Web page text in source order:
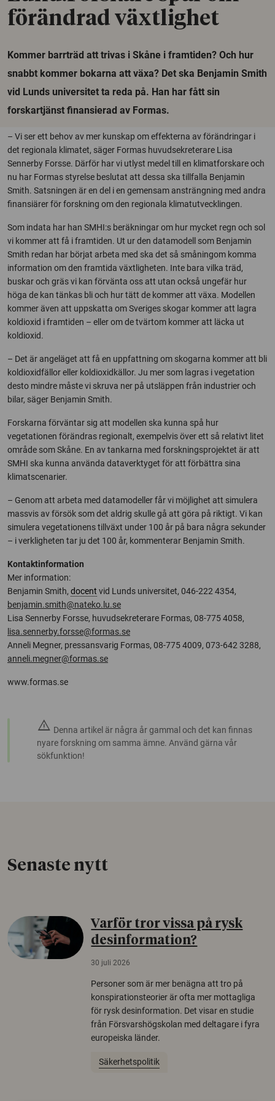
förändrad växtlighet
Kommer barrträd att trivas i Skåne i framtiden? Och hur
snabbt kommer bokarna att växa? Det ska Benjamin Smith
vid Lunds universitet ta reda på. Han har fått sin
forskartjänst finansierad av Formas.
– Vi ser ett behov av mer kunskap om effekterna av förändringar i
det regionala klimatet, säger Formas huvudsekreterare Lisa
Sennerby Forsse. Därför har vi utlyst medel till en klimatforskare och
nu har Formas styrelse beslutat att dessa ska tillfalla Benjamin
Smith. Satsningen är en del i en gemensam ansträngning med andra
finansiärer för forskning om den regionala klimatutvecklingen.
Som indata har han SMHI:s beräkningar om hur mycket regn och sol
vi kommer att få i framtiden. Ut ur den datamodell som Benjamin
Smith redan har börjat arbeta med ska det så småningom komma
information om den framtida växtligheten. Inte bara vilka träd,
buskar och gräs vi kan förvänta oss att utan också ungefär hur
höga de kan tänkas bli och hur tätt de kommer att växa. Modellen
kommer även att uppskatta om Sveriges skogar kommer att lagra
koldioxid i framtiden – eller om de tvärtom kommer att läcka ut
koldioxid.
– Det är angeläget att få en uppfattning om skogarna kommer att bli
koldioxidfällor eller koldioxidkällor. Ju mer som lagras i vegetation
desto mindre måste vi skruva ner på utsläppen från industrier och
bilar, säger Benjamin Smith.
Forskarna förväntar sig att modellen ska kunna spå hur
vegetationen förändras regionalt, exempelvis över ett så relativt litet
område som Skåne. En av tankarna med forskningsprojektet är att
SMHI ska kunna använda dataverktyget för att förbättra sina
klimatscenarier.
– Genom att arbeta med datamodeller får vi möjlighet att simulera
massvis av försök som det aldrig skulle gå att göra på riktigt. Vi kan
simulera vegetationens tillväxt under 100 år på bara några sekunder
– i verkligheten tar ju det 100 år, kommenterar Benjamin Smith.
Kontaktinformation
Mer information:
Benjamin Smith, docent vid Lunds universitet, 046-222 4354,
benjamin.smith@nateko.lu.se
Lisa Sennerby Forsse, huvudsekreterare Formas, 08-775 4058,
lisa.sennerby.forsse@formas.se
Anneli Megner, pressansvarig Formas, 08-775 4009, 073-642 3288,
anneli.megner@formas.se
www.formas.se
warning Denna artikel är några år gammal och det kan finnas
nyare forskning om samma ämne. Använd gärna vår
sökfunktion!
Senaste nytt
Varför tror vissa på rysk
desinformation?
30 juli 2026
Personer som är mer benägna att tro på
konspirationsteorier är ofta mer mottagliga
för rysk desinformation. Det visar en studie
från Försvarshögskolan med deltagare i fyra
europeiska länder.
Säkerhetspolitik